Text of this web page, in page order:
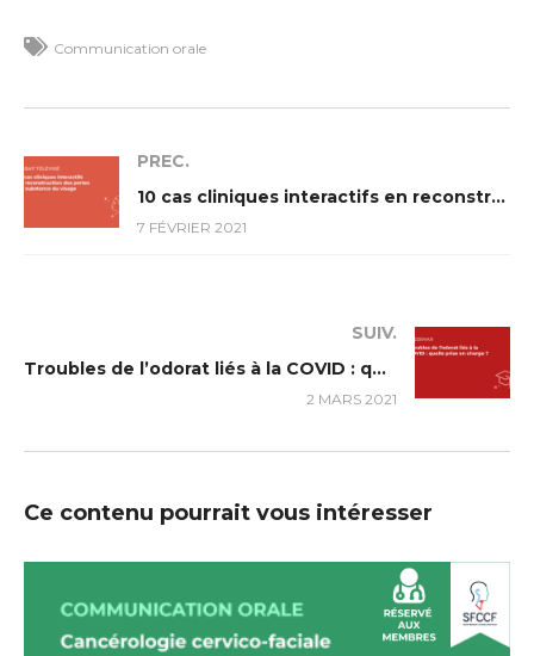
Communication orale
PREC.
10 cas cliniques interactifs en reconstruction des pertes de substance du visage
7 FÉVRIER 2021
SUIV.
Troubles de l’odorat liés à la COVID : quelle prise en charge ?
2 MARS 2021
Ce contenu pourrait vous intéresser